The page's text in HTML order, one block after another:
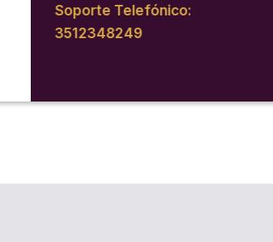
Soporte Telefónico:
3512348249